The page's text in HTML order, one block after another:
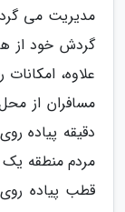
مدیریت می
گردش خود از
علاوه،
مسافران از
دقیقه پیاده
مردم منطقه
قطب پیاده